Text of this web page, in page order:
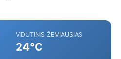
VIDUTINIS ŽEMIAUSIAS
24°C